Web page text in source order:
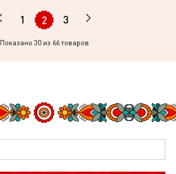
1 2 3
Показано 30из 66 товаров